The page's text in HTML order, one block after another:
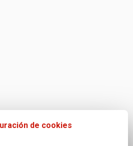
de cookies